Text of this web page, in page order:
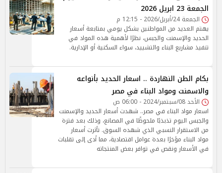
الجمعة 23 ابريل 2026
الجمعة 24/أبريل/2026 - 12:15 م
يهتم العديد من المواطنين بشكل يومي بمتابعة أسعار
الحديد والإسمنت والجبس، نظرًا لأهمية هذه المواد في
تنفيذ مشاريع البناء والتشييد، سواء السكنية أو الإدارية.
بكام الطن النهاردة .. اسعار الحديد بأنواعه
والاسمنت ومواد البناء في مصر
الأحد 08/سبتمبر/2024 - 06:00 ص
اسعار مواد البناء في مصر.. شهدت أسعار الحديد والإسمنت
والجبس اليوم تذبذبًا ملحوظًا في المصانع، وذلك بعد فترة
من الاستقرار النسبي الذي شهده السوق. تأثرت أسعار
مواد البناء مؤخرًا بعدة عوامل اقتصادية، مما أدى إلى تقلبات
في الأسعار ونقص في توافر بعض المنتجاته